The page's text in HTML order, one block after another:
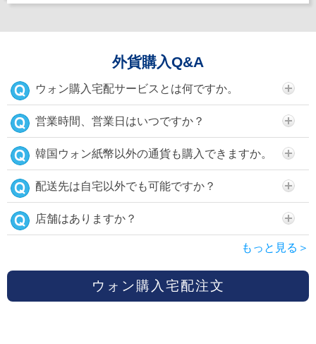
外貨購入Q&A
ウォン購入宅配サービスとは何ですか。
営業時間、営業日はいつですか？
韓国ウォン紙幣以外の通貨も購入できますか。
配送先は自宅以外でも可能ですか？
店舗はありますか？
もっと見る＞
ウォン購入宅配注文